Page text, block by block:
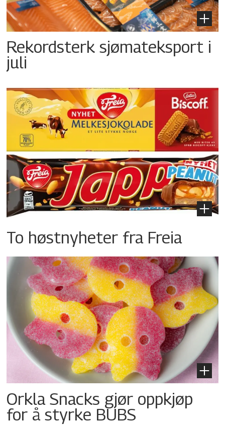
Rekordsterk sjømateksport i
juli
To høstnyheter fra Freia
Orkla Snacks gjør oppkjøp
for å styrke BUBS